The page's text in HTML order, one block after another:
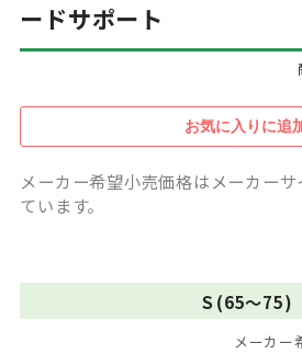
ードサポート
メーカー希望小売価格はメーカー
ています。
Ｓ(65〜75)
メーカー